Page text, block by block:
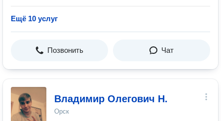
Ещё 10 услуг
Позвонить Чат
Владимир Олегович Н.
Орск